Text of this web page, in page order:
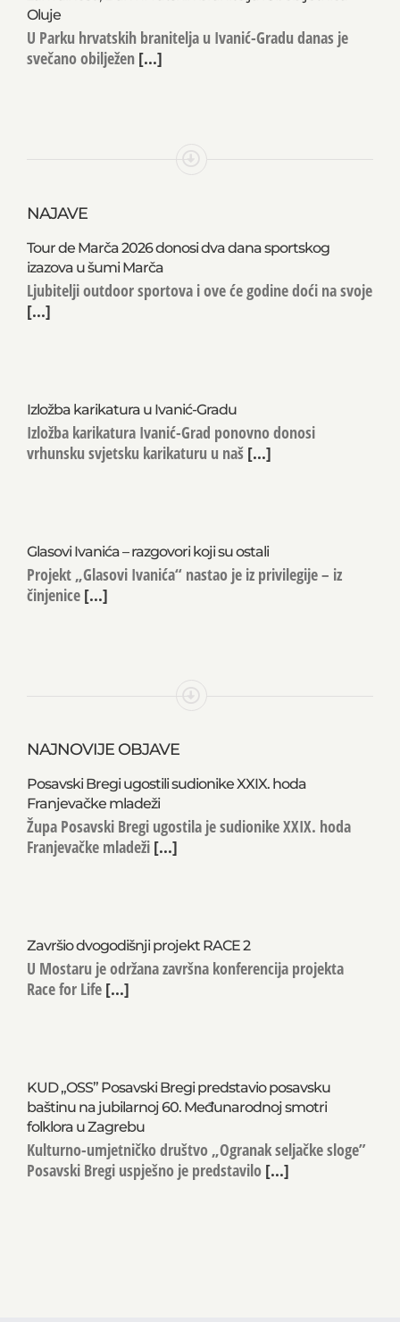
U Ivanić-Gradu obilježen Dan pobjede i domovinske
zahvalnosti, Dan hrvatskih branitelja i 31. obljetnica
Oluje
U Parku hrvatskih branitelja u Ivanić-Gradu danas je
NAJAVE
Tour de Marča 2026 donosi dva dana sportskog
izazova u šumi Marča
Ljubitelji outdoor sportova i ove će godine doći na svoje
Izložba karikatura u Ivanić-Gradu
Izložba karikatura Ivanić-Grad ponovno donosi
Glasovi Ivanića – razgovori koji su ostali
Projekt „Glasovi Ivanića“ nastao je iz privilegije – iz
NAJNOVIJE OBJAVE
Posavski Bregi ugostili sudionike XXIX. hoda
Franjevačke mladeži
Župa Posavski Bregi ugostila je sudionike XXIX. hoda
Završio dvogodišnji projekt RACE 2
U Mostaru je održana završna konferencija projekta
KUD „OSS” Posavski Bregi predstavio posavsku
baštinu na jubilarnoj 60. Međunarodnoj smotri
folklora u Zagrebu
Kulturno-umjetničko društvo „Ogranak seljačke sloge”